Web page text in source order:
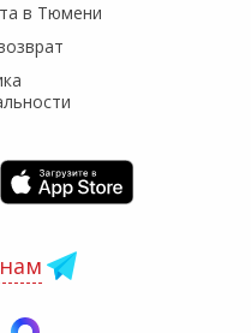
в Тюмени